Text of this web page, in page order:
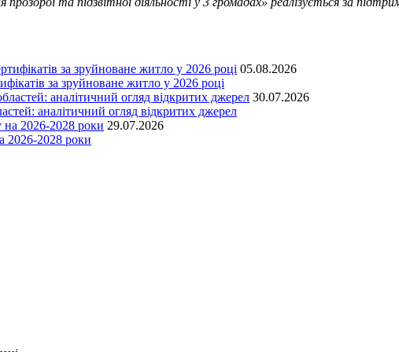
05.08.2026
за зруйноване житло у 2026 році
30.07.2026
аналітичний огляд відкритих джерел
29.07.2026
2026-2028 роки